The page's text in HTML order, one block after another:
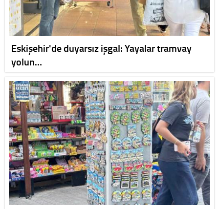
Eskişehir'de duyarsız işgal: Yayalar tramvay
yolun…